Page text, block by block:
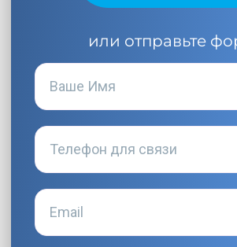
или отправьте